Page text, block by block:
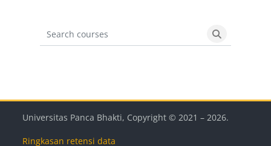
Search courses
Search
Blok
Blok
Blok
Blok
Universitas Panca Bhakti, Copyright © 2021 –2026.
Ringkasan retensi data